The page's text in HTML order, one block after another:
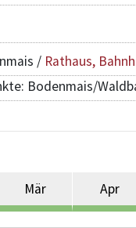
/ Rathaus,
Bodenmais/
Mär Apr